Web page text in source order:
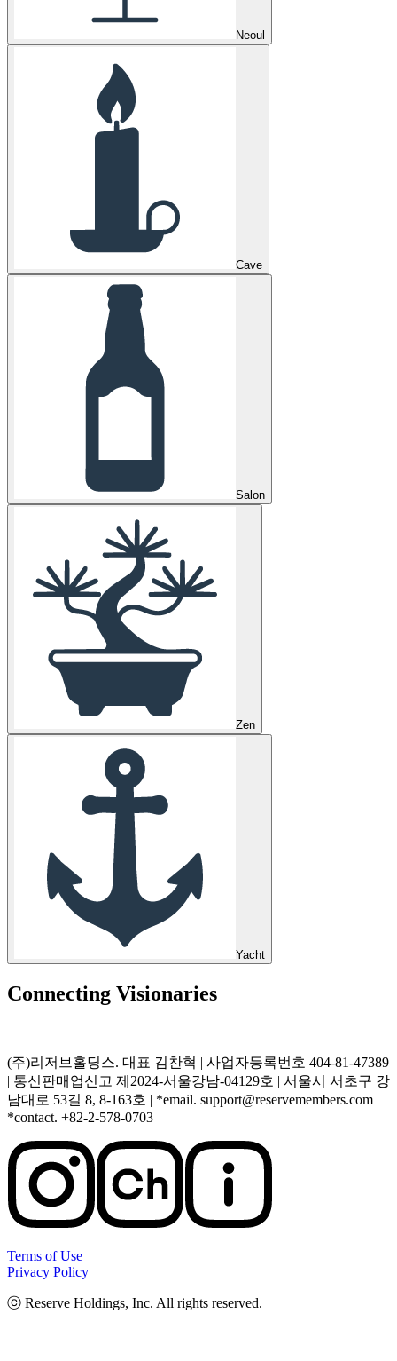
Neoul
Cave
Salon
Zen
Yacht
Connecting Visionaries
(주)리저브홀딩스. 대표 김찬혁 | 사업자등록번호 404-81-47389
| 통신판매업신고 제2024-서울강남-04129호 | 서울시 서초구 강
남대로 53길 8, 8-163호 | *email. support@reservemembers.com |
*contact. +82-2-578-0703
Terms of Use
Privacy Policy
ⓒ Reserve Holdings, Inc. All rights reserved.